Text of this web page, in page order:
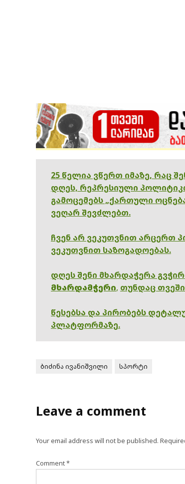
25 წელია ვწერთ იმაზე, რაც
დღეს, რეპრესიული
გამოცემებს „ქართული
ვეღარ შევძლებთ.
ჩვენ არ ვეკუთვნით არცერთ
ვეკუთვნით საზოგადოებას.
დღეს შენი მხარდაჭერა
მხარდამჭერი, თუნდაც
წესებსა და პირობებს
პლატფორმაზე.
ბიძინა ივანიშვილი სპორტი
Leave a comment
Your email address will not be published.
Comment*